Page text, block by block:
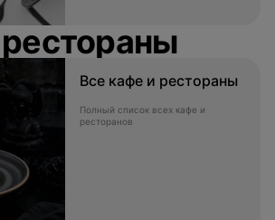
Все кафе и рестораны
Полный список всех кафе и
ресторанов